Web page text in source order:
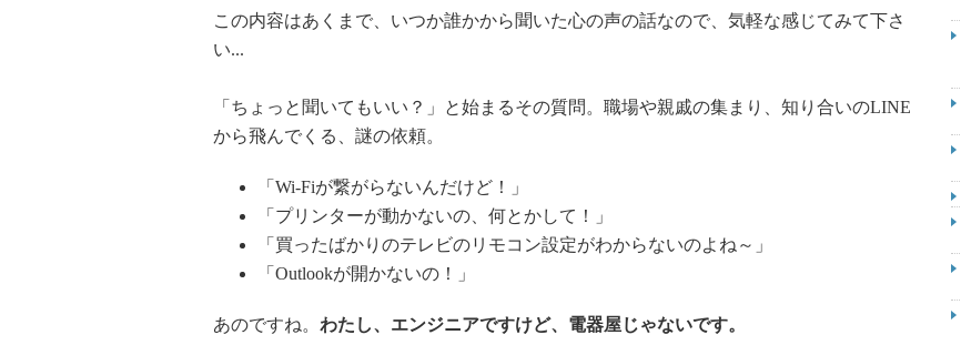
この内容はあくまで、いつか誰かから聞いた心の声の話なので、気軽な感じてみて下さ
い...
「ちょっと聞いてもいい？」と始まるその質問。職場や親戚の集まり、知り合いのLINE
から飛んでくる、謎の依頼。
「Wi-Fiが繋がらないんだけど！」
「プリンターが動かないの、何とかして！」
「買ったばかりのテレビのリモコン設定がわからないのよね～」
「Outlookが開かないの！」
あのですね。 わたし、エンジニアですけど、電器屋じゃないです。